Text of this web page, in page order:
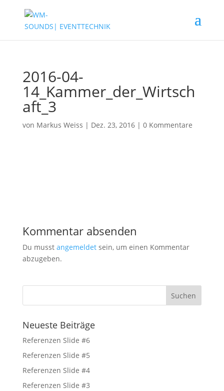
2016-04-
14_Kammer_der_Wirtsch
aft_3
von Markus Weiss | Dez. 23, 2016| 0 Kommentare
Kommentar absenden
Du musst angemeldetsein, um einen Kommentar
abzugeben.
Neueste Beiträge
Referenzen Slide #6
Referenzen Slide #5
Referenzen Slide #4
Referenzen Slide #3